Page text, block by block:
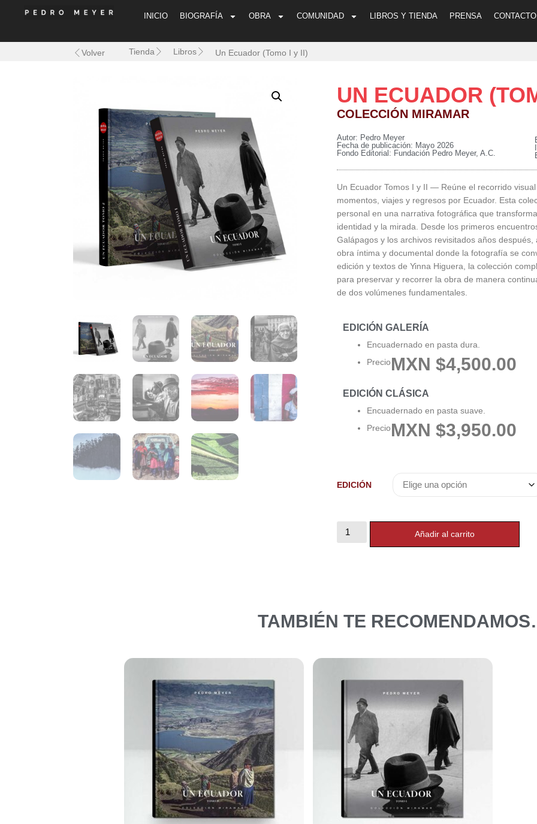
INICIO BIOGRAFÍA OBRA COMUNIDAD LIBROS Y TIENDA PRENSA CONTACTO
Volver Tienda Libros Un Ecuador (Tomo I y II)
UN ECUADOR
COLECCIÓN MIRAMAR
Autor: Pedro Meyer
Fecha de publicación: Mayo 2026
Fondo Editorial: Fundación Pedro Meyer, A.C.
Un Ecuador Tomos I y II — Reúne el recorrido
momentos, viajes y regresos por Ecuador. Esta
personal en una narrativa fotográfica que
identidad y la mirada. Desde los primeros
Galápagos y los archivos revisitados años
obra íntima y documental donde la fotografía se
edición y textos de Yinna Higuera, la colección
para preservar y recorrer la obra de manera
de dos volúmenes fundamentales.
EDICIÓN GALERÍA
Encuadernado en pasta dura.
PrecioMXN $4,500.00
EDICIÓN CLÁSICA
Encuadernado en pasta suave.
PrecioMXN $3,950.00
EDICIÓN
Añadir al carrito
TAMBIÉN TE